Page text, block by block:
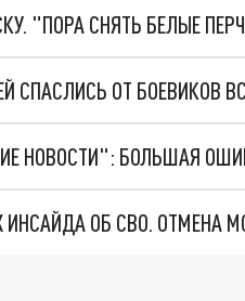
"ПОРА СНЯТЬ БЕЛЫЕ
СПАСЛИСЬ ОТ БОЕВИКОВ